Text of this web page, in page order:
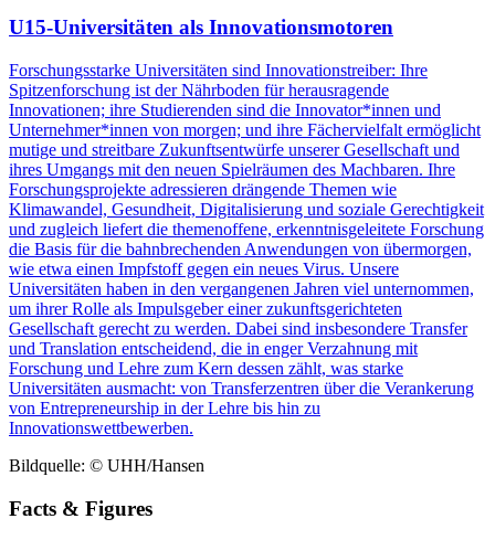
U15-Universitäten als Innovationsmotoren
Forschungsstarke Universitäten sind Innovationstreiber: Ihre
Spitzenforschung ist der Nährboden für herausragende
Innovationen; ihre Studierenden sind die Innovator*innen und
Unternehmer*innen von morgen; und ihre Fächervielfalt ermöglicht
mutige und streitbare Zukunftsentwürfe unserer Gesellschaft und
ihres Umgangs mit den neuen Spielräumen des Machbaren. Ihre
Forschungsprojekte adressieren drängende Themen wie
Klimawandel, Gesundheit, Digitalisierung und soziale Gerechtigkeit
und zugleich liefert die themenoffene, erkenntnisgeleitete Forschung
die Basis für die bahnbrechenden Anwendungen von übermorgen,
wie etwa einen Impfstoff gegen ein neues Virus. Unsere
Universitäten haben in den vergangenen Jahren viel unternommen,
um ihrer Rolle als Impulsgeber einer zukunftsgerichteten
Gesellschaft gerecht zu werden. Dabei sind insbesondere Transfer
und Translation entscheidend, die in enger Verzahnung mit
Forschung und Lehre zum Kern dessen zählt, was starke
Universitäten ausmacht: von Transferzentren über die Verankerung
von Entrepreneurship in der Lehre bis hin zu
Innovationswettbewerben.
Bildquelle: © UHH/Hansen
Facts & Figures